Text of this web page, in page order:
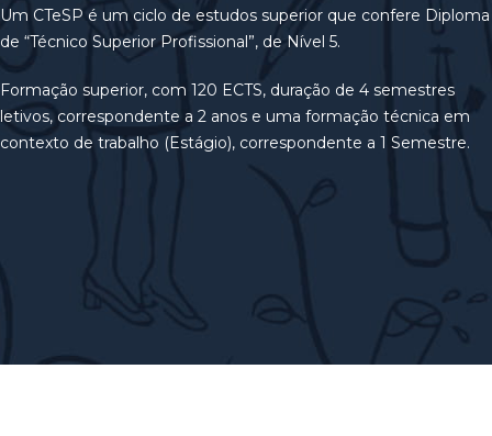
Um CTeSP é um ciclo de estudos superior que confere Diploma
de “Técnico Superior Profissional”, de Nível 5.
Formação superior, com 120 ECTS, duração de 4 semestres
letivos, correspondente a 2 anos e uma formação técnica em
contexto de trabalho (Estágio), correspondente a 1 Semestre.